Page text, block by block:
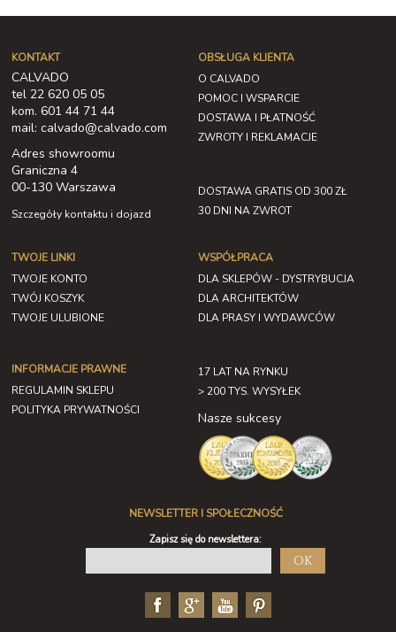
KONTAKT
CALVADO
tel 22 620 05 05
kom. 601 44 71 44
mail: calvado@calvado.com
Adres showroomu
Graniczna 4
00-130 Warszawa
Szczegóły kontaktu i dojazd
OBSŁUGA KLIENTA
O CALVADO
POMOC I WSPARCIE
DOSTAWA I PŁATNOŚĆ
ZWROTY I REKLAMACJE
DOSTAWA GRATIS OD 300 ZŁ
30 DNI NA ZWROT
TWOJE LINKI
TWOJE KONTO
TWÓJ KOSZYK
TWOJE ULUBIONE
INFORMACJE PRAWNE
REGULAMIN SKLEPU
POLITYKA PRYWATNOŚCI
WSPÓŁPRACA
DLA SKLEPÓW - DYSTRYBUCJA
DLA ARCHITEKTÓW
DLA PRASY I WYDAWCÓW
17 LAT NA RYNKU
> 200 TYS. WYSYŁEK
Nasze sukcesy
NEWSLETTER I SPOŁECZNOŚĆ
Zapisz się do newslettera:
OK